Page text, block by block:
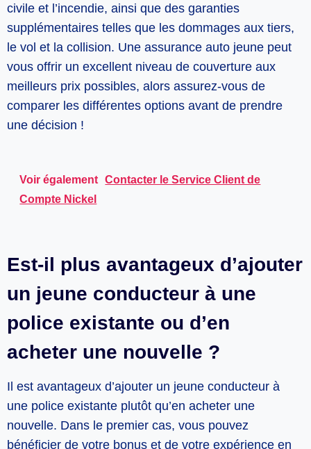
civile et l’incendie, ainsi que des garanties
supplémentaires telles que les dommages aux tiers,
le vol et la collision. Une assurance auto jeune peut
vous offrir un excellent niveau de couverture aux
meilleurs prix possibles, alors assurez-vous de
comparer les différentes options avant de prendre
une décision !
Voir également
Contacter le Service Client de
Compte Nickel
Est-il plus avantageux d’ajouter
un jeune conducteur à une
police existante ou d’en
acheter une nouvelle ?
Il est avantageux d’ajouter un jeune conducteur à
une police existante plutôt qu’en acheter une
nouvelle. Dans le premier cas, vous pouvez
bénéficier de votre bonus et de votre expérience en